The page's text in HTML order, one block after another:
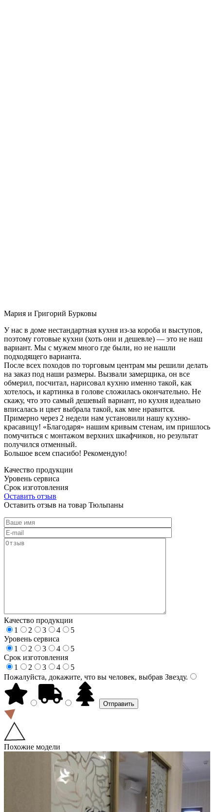
Мария и Григорий Бурковы
У нас в доме нестандартная кухня из-за короба и выступов,
поэтому готовые кухни (хоть они и дешевле) — это не наш
вариант. Мы с мужем много где были, но не нашли
подходящего варианта.
После всех походов по торговым центрам мы решили делать
на заказ под наши размеры. Вызвали замерщика, он все
обмерил, посчитал, нарисовал кухню именно такой, как
хотелось, и картинка в голове сложилась окончательно. Не
скажу, что это самый дешевый вариант, но кухня идеально
вписалась и цвет выбрала такой, как мне нравится.
Примерно через 2 недели нам установили нашу кухню-
красавицу! «Благодаря» нашим кривым стенам, им пришлось
помучиться с монтажом верхних шкафчиков, но результат
получился отменный.
Большое всем спасибо! Рекомендую!
Качество продукции
Уровень сервиса
Срок изготовления
Оставить отзыв
Оставить отзыв на товар Тюльпаны
Качество продукции
1
2 3 4
5
Уровень сервиса
1
2 3 4
5
Срок изготовления
1
2 3 4
5
Пожалуйста, докажите, что вы человек, выбрав Звезду.
Похожие модели